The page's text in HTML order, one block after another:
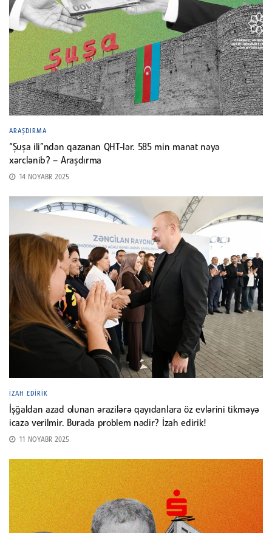
ARAŞDIRMA
“Şuşa ili”ndən qazanan QHT-lər. 585 min manat nəyə
xərclənib? – Araşdırma
14 NOYABR 2025
İZAH EDIRIK
İşğaldan azad olunan ərazilərə qayıdanlara öz evlərini tikməyə
icazə verilmir. Burada problem nədir? İzah edirik!
11 NOYABR 2025